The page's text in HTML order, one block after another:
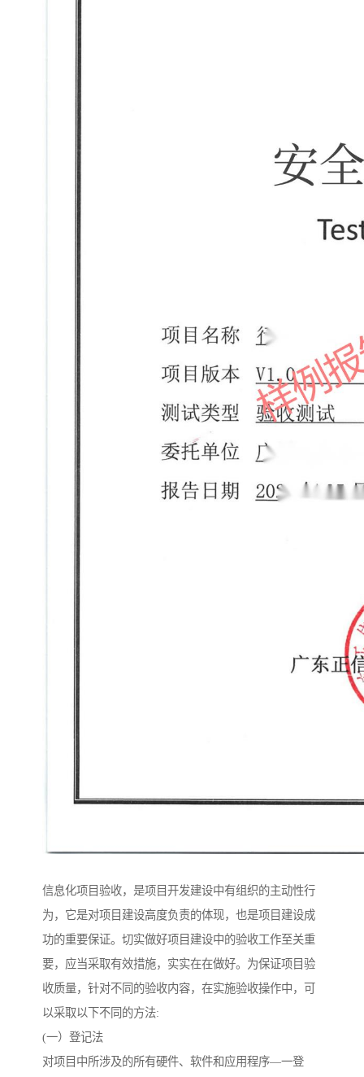
信息化项目验收，是项目开发建设中有组织的主动性行
为，它是对项目建设高度负责的体现，也是项目建设成
功的重要保证。切实做好项目建设中的验收工作至关重
要，应当采取有效措施，实实在在做好。为保证项目验
收质量，针对不同的验收内容，在实施验收操作中，可
以采取以下不同的方法:
(一）登记法
对项目中所涉及的所有硬件、软件和应用程序—一登